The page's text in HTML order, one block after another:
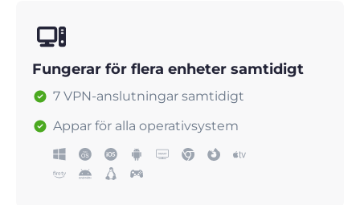
Fungerar för flera enheter samtidigt
7 VPN-anslutningar samtidigt
Appar för alla operativsystem